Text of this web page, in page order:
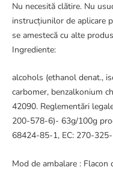
Nu necesită clătire. Nu
instrucțiunilor de aplicare
se amestecă cu alte
Ingrediente:
alcohols (ethanol denat.,
carbomer, benzalkonium
42090. Reglementări
200-578-6)- 63g/100g
68424-85-1, EC: 270-
Mod de ambalare :